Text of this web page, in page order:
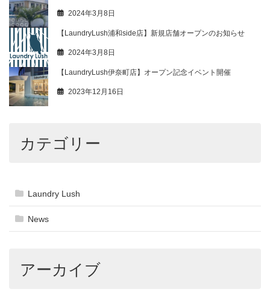
2024年3月8日
【LaundryLush浦和side店】新規店舗オープンのお知らせ
2024年3月8日
【LaundryLush伊奈町店】オープン記念イベント開催
2023年12月16日
カテゴリー
Laundry Lush
News
アーカイブ